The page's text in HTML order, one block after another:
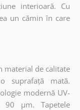
interioară. Cu
un cămin în care
material de calitate
suprafață mată.
modernă UV-
µm. Tapetele